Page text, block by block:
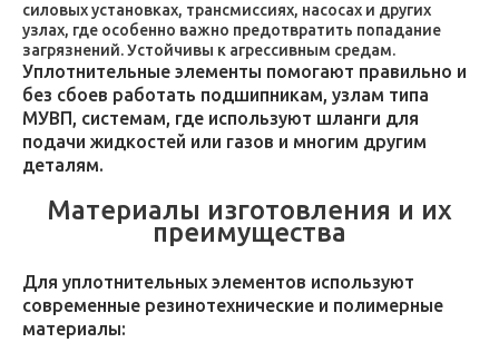
силовых установках, трансмиссиях, насосах и других
узлах, где особенно важно предотвратить попадание
загрязнений. Устойчивы к агрессивным средам.
Уплотнительные элементы помогают правильно и
без сбоев работать подшипникам, узлам типа
МУВП, системам, где используют шланги для
подачи жидкостей или газов и многим другим
деталям.
Материалы изготовления и их
преимущества
Для уплотнительных элементов используют
современные резинотехнические и полимерные
материалы: